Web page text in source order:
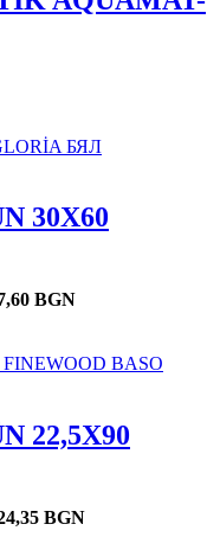
30X60
BGN
22,5X90
BGN